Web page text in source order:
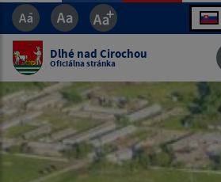
Dlhé nad Cirochou
Oficiálna stránka